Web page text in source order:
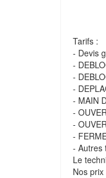
Tarifs :
- Devis
-
-
-
- MAIN
-
-
-
- Autres
Le
Nos